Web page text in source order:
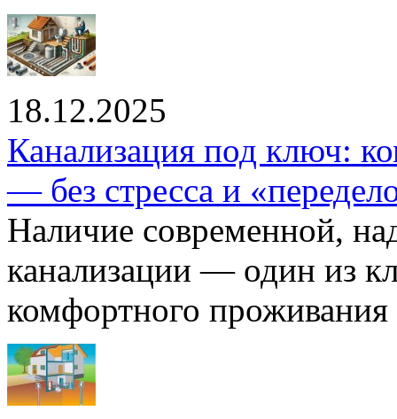
18.12.2025
Канализация под ключ:
— без стресса и
Наличие современной,
канализации — один из
комфортного проживания